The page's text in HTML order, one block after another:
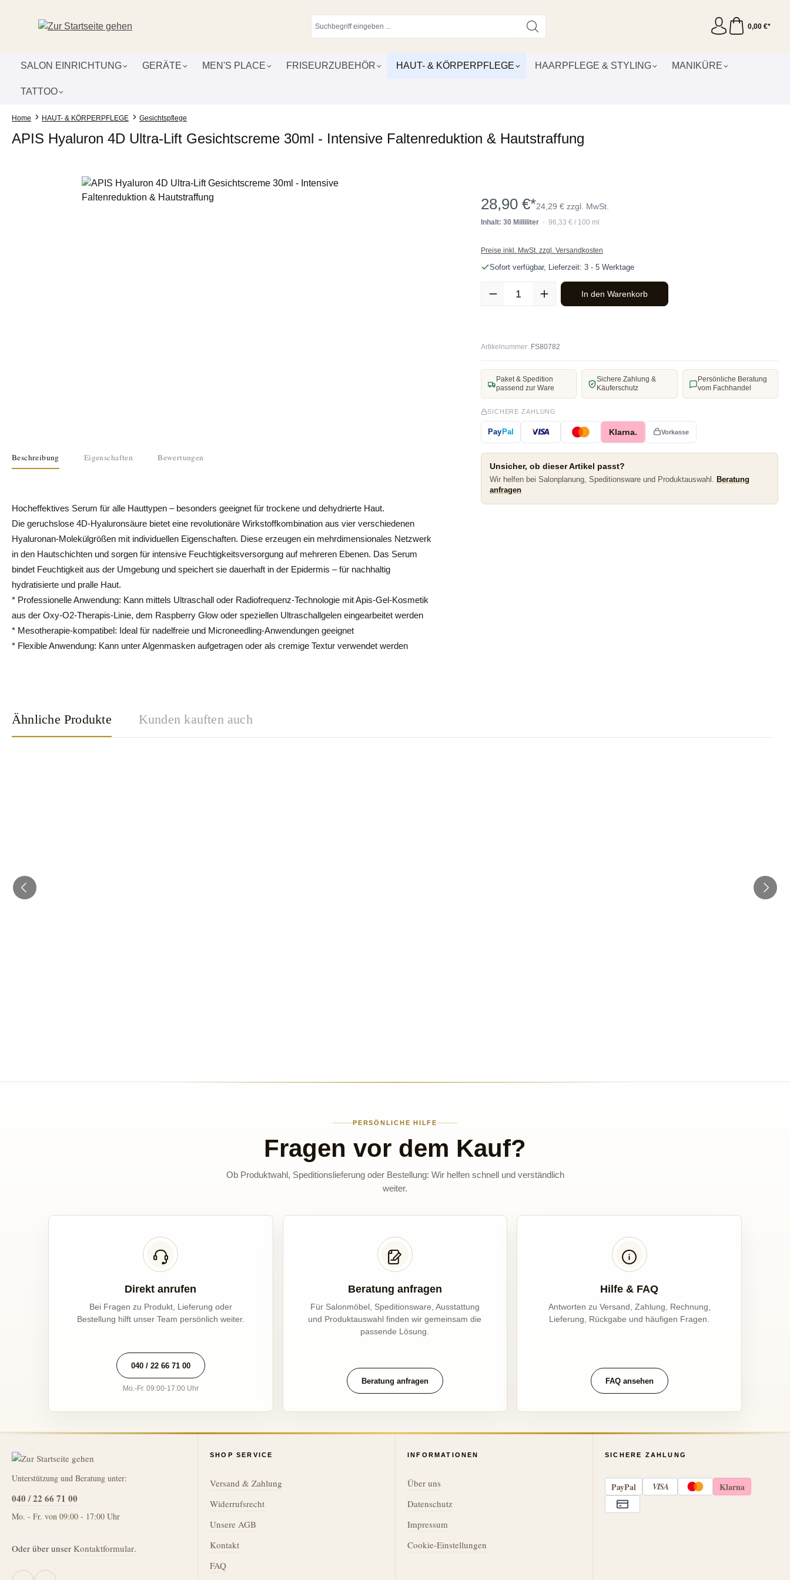
0,00 €*
SALON EINRICHTUNG GERÄTE MEN'S PLACE FRISEURZUBEHÖR HAUT- & KÖRPERPFLEGE HAARPFLEGE & STYLING MANIKÜRE
TATTOO
Home HAUT- & KÖRPERPFLEGE Gesichtspflege
APIS Hyaluron 4D Ultra-Lift Gesichtscreme 30ml - Intensive Faltenreduktion & Hautstraffung
Bildergalerie überspringen
Beschreibung Eigenschaften Bewertungen
Hocheffektives Serum für alle Hauttypen – besonders geeignet für trockene und dehydrierte Haut.
Die geruchslose 4D-Hyaluronsäure bietet eine revolutionäre Wirkstoffkombination aus vier verschiedenen
Hyaluronan-Molekülgrößen mit individuellen Eigenschaften. Diese erzeugen ein mehrdimensionales Netzwerk
in den Hautschichten und sorgen für intensive Feuchtigkeitsversorgung auf mehreren Ebenen. Das Serum
bindet Feuchtigkeit aus der Umgebung und speichert sie dauerhaft in der Epidermis – für nachhaltig
hydratisierte und pralle Haut.
* Professionelle Anwendung: Kann mittels Ultraschall oder Radiofrequenz-Technologie mit Apis-Gel-Kosmetik
aus der Oxy-O2-Therapis-Linie, dem Raspberry Glow oder speziellen Ultraschallgelen eingearbeitet werden
* Mesotherapie-kompatibel: Ideal für nadelfreie und Microneedling-Anwendungen geeignet
* Flexible Anwendung: Kann unter Algenmasken aufgetragen oder als cremige Textur verwendet werden
28,90 €*24,29 € zzgl. MwSt.
Inhalt: 30 Milliliter · 96,33 € / 100 ml
Preise inkl. MwSt. zzgl. Versandkosten
Sofort verfügbar, Lieferzeit: 3 - 5 Werktage
Produkt Anzahl: Gib den gewünschten Wert ein oder benutze die Schaltflächen
In den Warenkorb
Artikelnummer: FS80782
Paket & Spedition
passend zur Ware
Sichere Zahlung &
Käuferschutz
Persönliche Beratung
vom Fachhandel
SICHERE ZAHLUNG
PayPal Klarna. Vorkasse
Unsicher, ob dieser Artikel passt?
Wir helfen bei Salonplanung, Speditionsware und Produktauswahl. Beratung
anfragen
Ähnliche Produkte Kunden kauften auch
PERSÖNLICHE HILFE
Fragen vor dem Kauf?
Ob Produktwahl, Speditionslieferung oder Bestellung: Wir helfen schnell und verständlich
weiter.
Direkt anrufen
Bei Fragen zu Produkt, Lieferung oder
Bestellung hilft unser Team persönlich weiter.
040 / 22 66 71 00
Mo.-Fr. 09:00-17:00 Uhr
Beratung anfragen
Für Salonmöbel, Speditionsware, Ausstattung
und Produktauswahl finden wir gemeinsam die
passende Lösung.
Beratung anfragen
Hilfe & FAQ
Antworten zu Versand, Zahlung, Rechnung,
Lieferung, Rückgabe und häufigen Fragen.
FAQ ansehen
Unterstützung und Beratung unter:
040 / 22 66 71 00
Mo. - Fr. von 09:00 - 17:00 Uhr
Oder über unser Kontaktformular.
SHOP SERVICE
Versand & Zahlung
Widerrufsrecht
Unsere AGB
Kontakt
FAQ
INFORMATIONEN
Über uns
Datenschutz
Impressum
Cookie-Einstellungen
SICHERE ZAHLUNG
PayPal VISA Klarna